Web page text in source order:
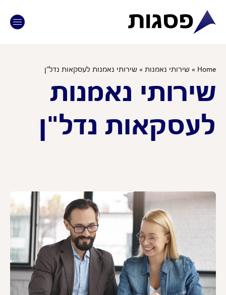
»שירותי נאמנות»שירותי נאמנות לעסקאות נדל”ן
נאמנות
נדל"ן